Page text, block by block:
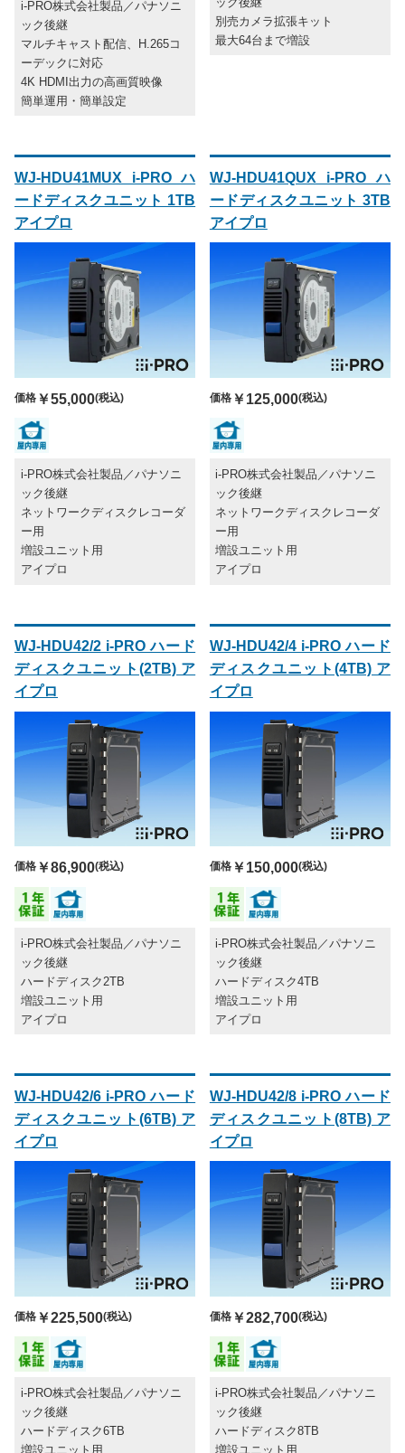
i-PRO株式会社製品／パナソニ
ック後継
マルチキャスト配信、H.265コ
ーデックに対応
4K HDMI出力の高画質映像
簡単運用・簡単設定
別売カメラ拡張キット
最大64台まで増設
WJ-HDU41MUX i-PRO ハ
ードディスクユニット 1TB
アイプロ
価格 ￥55,000(税込)
i-PRO株式会社製品／パナソニ
ック後継
ネットワークディスクレコーダ
ー用
増設ユニット用
アイプロ
WJ-HDU41QUX i-PRO ハ
ードディスクユニット 3TB
アイプロ
価格￥125,000(税込)
i-PRO株式会社製品／パナソニ
ック後継
ネットワークディスクレコーダ
ー用
増設ユニット用
アイプロ
WJ-HDU42/2 i-PRO ハード
ディスクユニット(2TB) ア
イプロ
価格 ￥86,900(税込)
i-PRO株式会社製品／パナソニ
ック後継
ハードディスク2TB
増設ユニット用
アイプロ
WJ-HDU42/4 i-PRO ハード
ディスクユニット(4TB) ア
イプロ
価格￥150,000(税込)
i-PRO株式会社製品／パナソニ
ック後継
ハードディスク4TB
増設ユニット用
アイプロ
WJ-HDU42/6 i-PRO ハード
ディスクユニット(6TB) ア
イプロ
価格 ￥225,500(税込)
i-PRO株式会社製品／パナソニ
ック後継
ハードディスク6TB
増設ユニット用
WJ-HDU42/8 i-PRO ハード
ディスクユニット(8TB) ア
イプロ
価格￥282,700(税込)
i-PRO株式会社製品／パナソニ
ック後継
ハードディスク8TB
増設ユニット用